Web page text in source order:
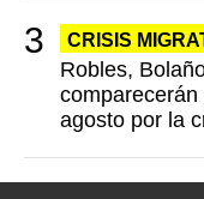
CRISIS
Robles,
agosto por la